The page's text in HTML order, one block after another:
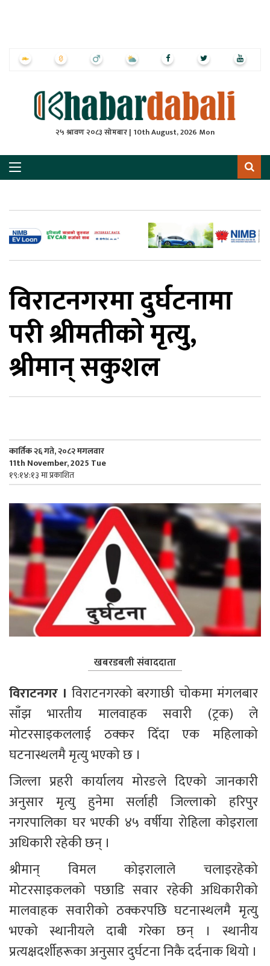
२५ श्रावण २०८३ सोमबार | 10th August, 2026 Mon
विराटनगरमा दुर्घटनामा
परी श्रीमतीकाे मृत्यु,
श्रीमान् सकुशल
कार्तिक २६ गते, २०८२ मगलवार
11th November, 2025 Tue
१९:१४:१३ मा प्रकाशित
खबरडबली संवाददाता
विराटनगर । विराटनगरको बरगाछी चोकमा मंगलबार
साँझ भारतीय मालवाहक सवारी (ट्रक) ले
मोटरसाइकललाई ठक्कर दिँदा एक महिलाको
घटनास्थलमै मृत्यु भएको छ ।
जिल्ला प्रहरी कार्यालय मोरङले दिएको जानकारी
अनुसार मृत्यु हुनेमा सर्लाही जिल्लाको हरिपुर
नगरपालिका घर भएकी ४५ वर्षीया रोहिला कोइराला
अधिकारी रहेकी छन् ।
श्रीमान् विमल कोइरालाले चलाइरहेको
मोटरसाइकलको पछाडि सवार रहेकी अधिकारीको
मालवाहक सवारीको ठक्करपछि घटनास्थलमै मृत्यु
भएको स्थानीयले दाबी गरेका छन् । स्थानीय
प्रत्यक्षदर्शीहरूका अनुसार दुर्घटना निकै दर्दनाक थियो ।